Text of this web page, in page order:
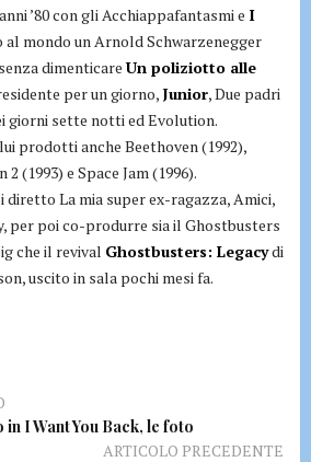
’80 con gli Acchiappafantasmi e I
al mondo un Arnold Schwarzenegger
dimenticareUn poliziotto alle
per un giorno, Junior, Due padri
giorni sette notti ed Evolution.
prodotti anche Beethoven (1992),
2 (1993) e Space Jam (1996).
diretto La mia super ex-ragazza, Amici,
per poi co-produrre sia il Ghostbusters
che il revival Ghostbusters: Legacydi
uscito in sala pochi mesi fa.
I Want You Back, le foto
ARTICOLO PRECEDENTE